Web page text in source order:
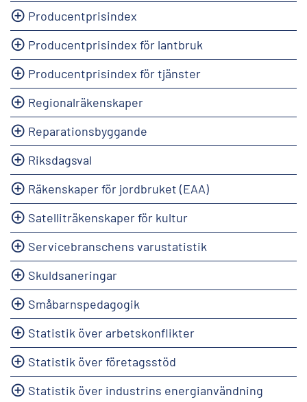
Producentprisindex
Producentprisindex för lantbruk
Producentprisindex för tjänster
Regionalräkenskaper
Reparationsbyggande
Riksdagsval
Räkenskaper för jordbruket (EAA)
Satelliträkenskaper för kultur
Servicebranschens varustatistik
Skuldsaneringar
Småbarnspedagogik
Statistik över arbetskonflikter
Statistik över företagsstöd
Statistik över industrins energianvändning